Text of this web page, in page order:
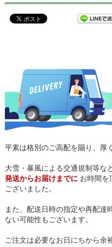
平素は格別のご高配を賜り、厚
大雪・暴風による交通規制等な
発送からお届けまでに お時間を
ございました。
また、配送日時の指定や再配達
ない可能性もございます。
ご注文は必要なお日にちから余